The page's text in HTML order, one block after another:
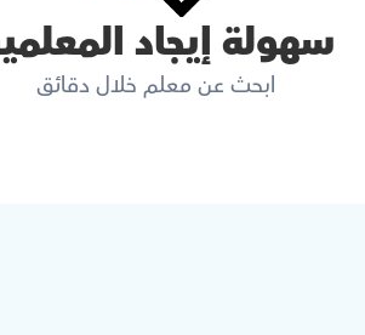
سهولة إيجاد
ابحث عن معلم خلال دقائق